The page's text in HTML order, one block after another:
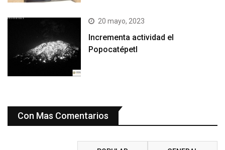
20 mayo, 2023
Incrementa actividad el
Popocatépetl
Con Mas Comentarios